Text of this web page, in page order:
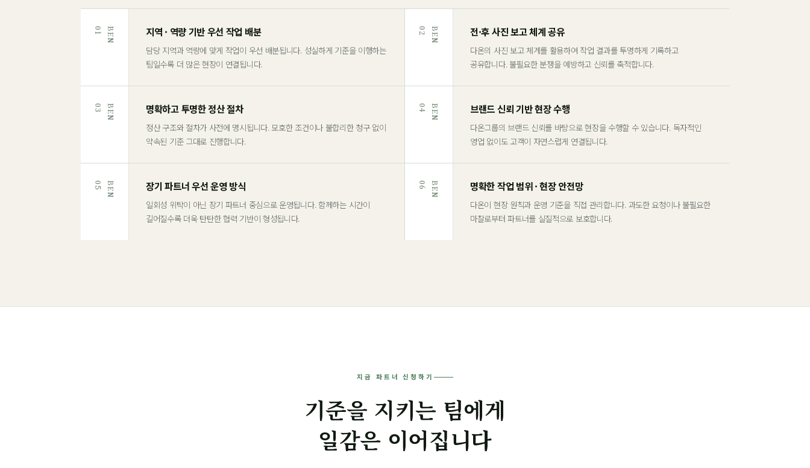
B
E
N
0
1 지역 · 역량 기반 우선 작업 배분
담당 지역과 역량에 맞게 작업이 우선 배분됩니다. 성실하게 기준을 이행하는
팀일수록 더 많은 현장이 연결됩니다.
B
E
N
0
2 전·후 사진 보고 체계 공유
다온의 사진 보고 체계를 활용하여 작업 결과를 투명하게 기록하고
공유합니다. 불필요한 분쟁을 예방하고 신뢰를 축적합니다.
B
E
N
0
3 명확하고 투명한 정산 절차
정산 구조와 절차가 사전에 명시됩니다. 모호한 조건이나 불합리한 청구 없이
약속된 기준 그대로 진행합니다.
B
E
N
0
4 브랜드 신뢰 기반 현장 수행
다온그룹의 브랜드 신뢰를 바탕으로 현장을 수행할 수 있습니다. 독자적인
영업 없이도 고객이 자연스럽게 연결됩니다.
B
E
N
0
5 장기 파트너 우선 운영 방식
일회성 위탁이 아닌 장기 파트너 중심으로 운영됩니다. 함께하는 시간이
길어질수록 더욱 탄탄한 협력 기반이 형성됩니다.
B
E
N
0
6 명확한 작업 범위 · 현장 안전망
다온이 현장 원칙과 운영 기준을 직접 관리합니다. 과도한 요청이나 불필요한
마찰로부터 파트너를 실질적으로 보호합니다.
지금 파트너 신청하기
기준을 지키는 팀에게
일감은 이어집니다